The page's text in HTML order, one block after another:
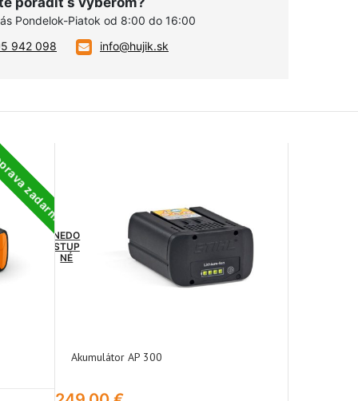
Pondelok-Piatok od 8:00 do 16:00
942 098
info@hujik.sk
zadarmo
NEDO
STUP
NÉ
Akumulátor AP 300